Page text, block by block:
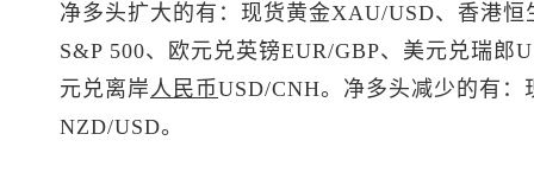
净多头扩大的有： 现货黄金XAU/USD、香港恒
S&P 500、欧元兑英镑EUR/GBP、 美元兑瑞郎
元兑离岸人民币USD/CNH。净多头减少的有：
NZD/USD。